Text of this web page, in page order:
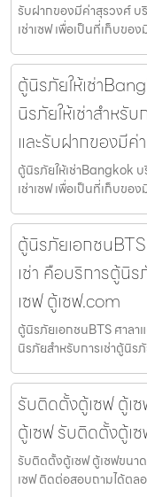
รับฝากของมีค่าสุรวงศ์ บ
เช่าเซฟ เพื่อเป็นที่เก็บขอ
ตู้นิรภัยให้เช่า
นิรภัยให้เช่าสำหรับ
และรับฝากของมีค่
ตู้นิรภัยให้เช่าBangkok
เช่าเซฟ เพื่อเป็นที่เก็บขอ
ตู้นิรภัยเอกชนBTS
เช่า คือบริการตู้นิร
เซฟ ตู้เซฟ.com
ตู้นิรภัยเอกชนBTS ศาลา
นิรภัยสำหรับการเช่าตู้นิร
รับติดตั้งตู้เซฟ ตู้เ
ตู้เซฟ รับติดตั้งตู้เ
รับติดตั้งตู้เซฟ ตู้เซฟขนา
เซฟ ติดต่อสอบถามได้ตล